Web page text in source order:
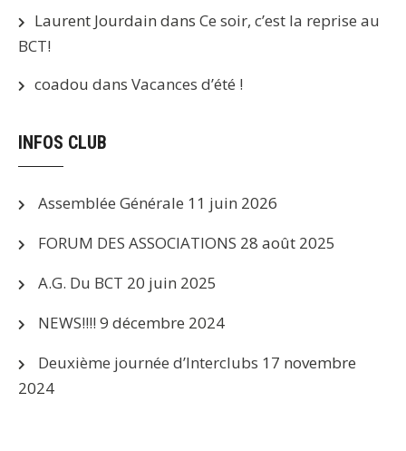
Laurent Jourdain dans Ce soir, c’est la reprise au
BCT!
coadou dans Vacances d’été !
INFOS CLUB
Assemblée Générale 11 juin 2026
FORUM DES ASSOCIATIONS 28 août 2025
A.G. Du BCT 20 juin 2025
NEWS!!!! 9 décembre 2024
Deuxième journée d’Interclubs 17 novembre
2024